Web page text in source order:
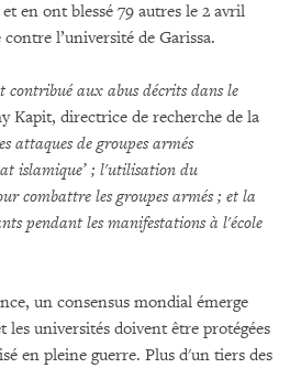
en ont blessé 79 autres le 2 avril
l’université de Garissa.
contribué aux abus décrits dans le
Kapit, directrice de recherche de la
attaques de groupes armés
islamique’ ; l'utilisation du
combattre les groupes armés ; et la
pendant les manifestations à l'école
un consensus mondial émerge
les universités doivent être protégées
en pleine guerre. Plus d'un tiers des